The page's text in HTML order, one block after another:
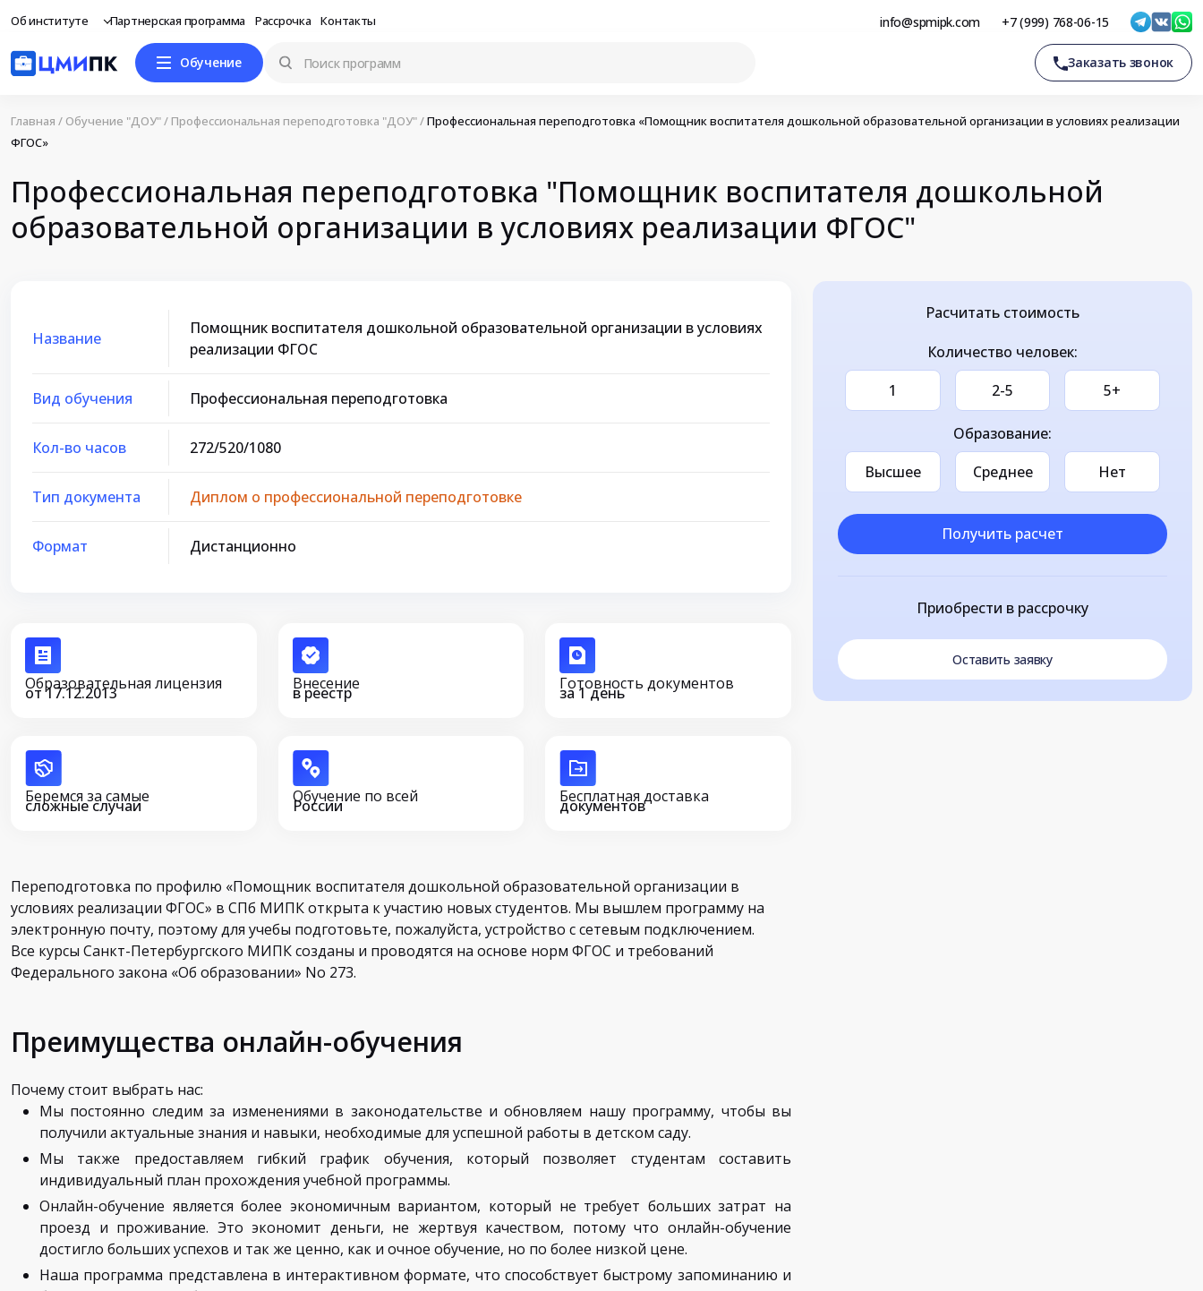
Об институте Партнерская программа Рассрочка Контакты info@spmipk.com +7 (999) 768-06-15
Обучение Заказать звонок
Главная / Обучение "ДОУ"/ Профессиональная переподготовка "ДОУ"/Профессиональная переподготовка «Помощник воспитателя дошкольной образовательной организации в условиях реализации
ФГОС»
Профессиональная переподготовка "Помощник воспитателя дошкольной
образовательной организации в условиях реализации ФГОС"
Название
Помощник воспитателя дошкольной образовательной организации в условиях
реализации ФГОС
Вид обучения Профессиональная переподготовка
Кол-во часов 272/520/1080
Тип документа Диплом о профессиональной переподготовке
Формат Дистанционно
Образовательная лицензия
от 17.12.2013 Внесение
в реестр Готовность документов
за 1 день
Беремся за самые
сложные случаи Обучение по всей
России Бесплатная доставка
документов
Переподготовка по профилю «Помощник воспитателя дошкольной образовательной организации в
условиях реализации ФГОС» в СПб МИПК открыта к участию новых студентов. Мы вышлем программу на
электронную почту, поэтому для учебы подготовьте, пожалуйста, устройство с сетевым подключением.
Все курсы Санкт-Петербургского МИПК созданы и проводятся на основе норм ФГОС и требований
Федерального закона «Об образовании» No 273.
Преимущества онлайн-обучения
Почему стоит выбрать нас:
Мы постоянно следим за изменениями в законодательстве и обновляем нашу программу, чтобы вы
получили актуальные знания и навыки, необходимые для успешной работы в детском саду.
Мы также предоставляем гибкий график обучения, который позволяет студентам составить
индивидуальный план прохождения учебной программы.
Онлайн-обучение является более экономичным вариантом, который не требует больших затрат на
проезд и проживание. Это экономит деньги, не жертвуя качеством, потому что онлайн-обучение
достигло больших успехов и так же ценно, как и очное обучение, но по более низкой цене.
Наша программа представлена в интерактивном формате, что способствует быстрому запоминанию и
Расчитать стоимость
Количество человек:
1
2-5 5+
Образование:
Высшее
Среднее Нет
Получить расчет
Приобрести в рассрочку
Оставить заявку